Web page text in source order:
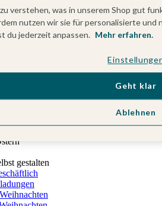
gestalten
verstehen, was in unserem Shop gut
nutzen wir sie für personalisierte
du jederzeit anpassen. Mehr erfahren.
Ablehnen
Geht klar